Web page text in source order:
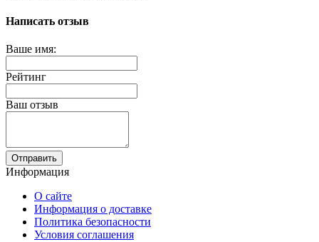
Написать отзыв
Ваше имя:
Рейтинг
Ваш отзыв
Отправить
Информация
О сайте
Информация о доставке
Политика безопасности
Условия соглашения